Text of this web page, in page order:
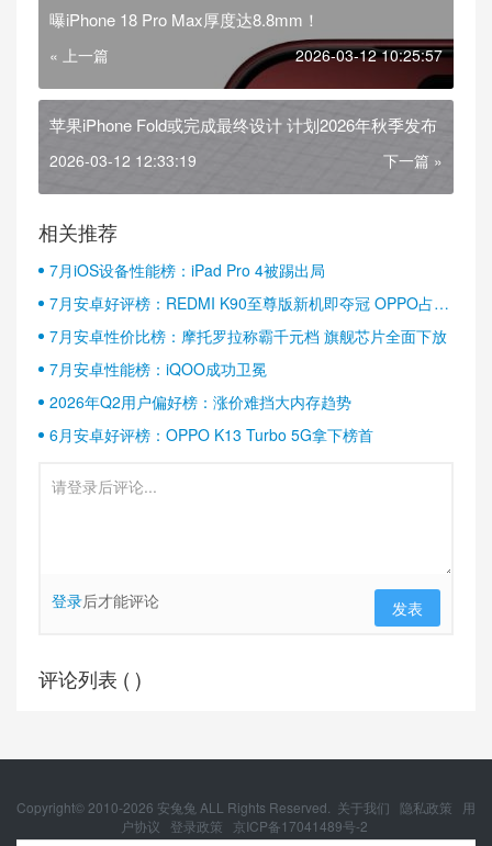
曝iPhone 18 Pro Max厚度达8.8mm！
« 上一篇 2026-03-12 10:25:57
苹果iPhone Fold或完成最终设计 计划2026年秋季发布
2026-03-12 12:33:19 下一篇 »
相关推荐
7月iOS设备性能榜：iPad Pro 4被踢出局
7月安卓好评榜：REDMI K90至尊版新机即夺冠 OPPO占据
半壁江山
7月安卓性价比榜：摩托罗拉称霸千元档 旗舰芯片全面下放
7月安卓性能榜：iQOO成功卫冕
2026年Q2用户偏好榜：涨价难挡大内存趋势
6月安卓好评榜：OPPO K13 Turbo 5G拿下榜首
登录后才能评论 发表
评论列表 ( )
Copyright© 2010-2026 安兔兔 ALL Rights Reserved. 关于我们 隐私政策
用
户协议
登录政策
京ICP备17041489号-2